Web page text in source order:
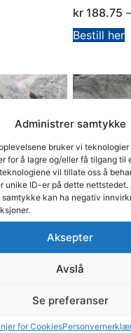
Administrer samtykke
bruker vi teknologier
for å lagre og/eller få tilgang til
vil tillate oss å
unike ID-er på dette
kan ha negativ
Aksepter
Avslå
Se preferanser
for Cookies
kr 188.75 –
Bestill her
700 Subbus
Bestill her
OSS